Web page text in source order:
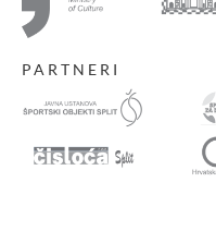
PARTNERI